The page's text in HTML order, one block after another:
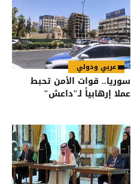
عربي ودولي
سوريا.. قوات الأمن تحبط
عملا إرهابياً لـ"داعش"